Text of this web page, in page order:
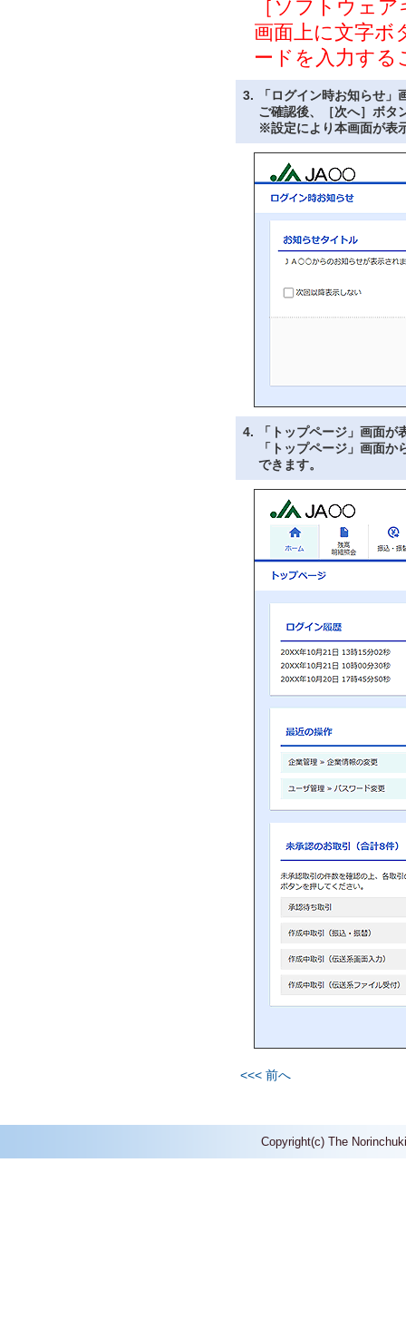
［ソフトウェ
画面上に文字ボ
ードを入力す
3.
「ログイン時お知らせ
ご確認後、［次へ］ボタ
※設定により本画面が表
4.
「トップページ」画面が
「トップページ」画面
できます。
<<< 前へ
Copyright(c) The